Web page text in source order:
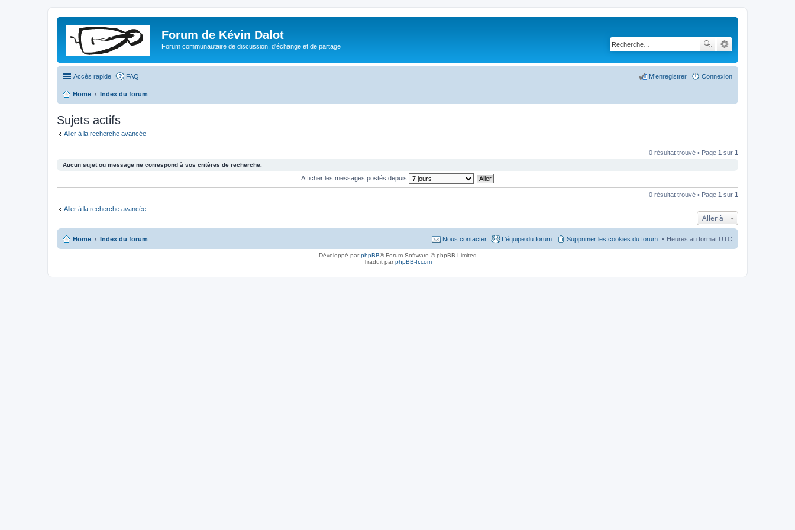
Forum de Kévin Dalot
Forum communautaire de discussion, d'échange et de partage
Accès rapide FAQ Connexion
M’enregistrer
Home Index du forum
Sujets actifs
Aller à la recherche avancée
0 résultat trouvé • Page 1 sur 1
Aucun sujet ou message ne correspond à vos critères de recherche.
Afficher les messages postés depuis
0 résultat trouvé • Page 1 sur 1
Aller à la recherche avancée
Aller à
Home Index du forum Heures au format UTC
Supprimer les cookies du forum
L’équipe du forum
Nous contacter
Développé parphpBB® Forum Software © phpBB Limited
Traduit parphpBB-fr.com